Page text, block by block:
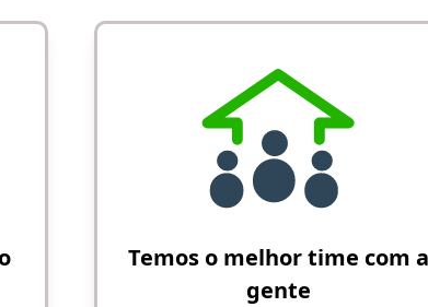
Temos o melhor time com a
gente